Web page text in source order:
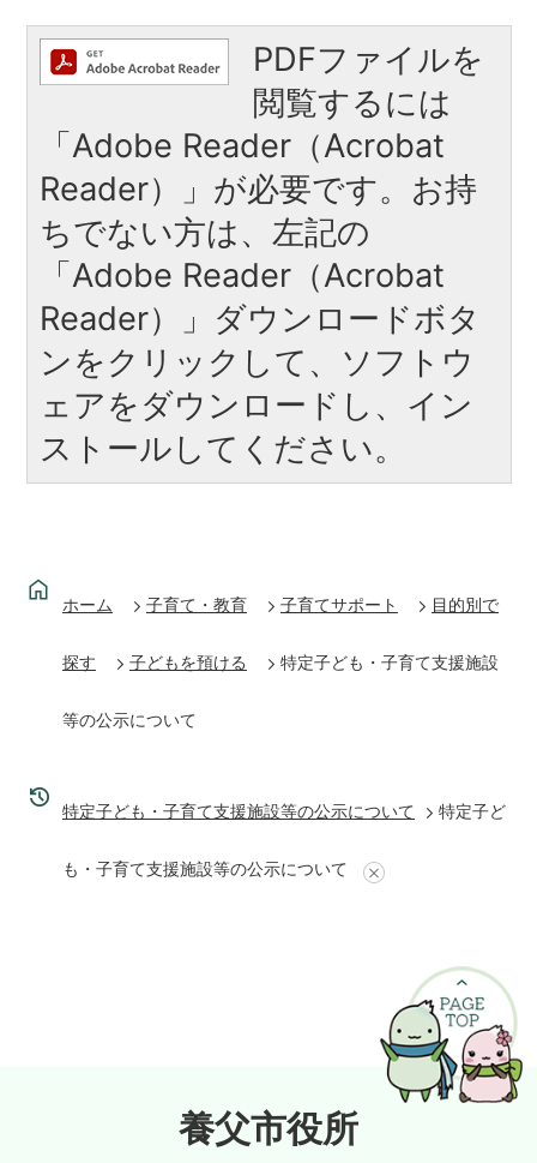
PDFファイルを
閲覧するには
「Adobe Reader（Acrobat
Reader）」が必要です。お持
ちでない方は、左記の
「Adobe Reader（Acrobat
Reader）」ダウンロードボタ
ンをクリックして、ソフトウ
ェアをダウンロードし、イン
ストールしてください。
ホーム 子育て・教育 子育てサポート 目的別で
探す 子どもを預ける 特定子ども・子育て支援施設
等の公示について
特定子ども・子育て支援施設等の公示について 特定子ど
も・子育て支援施設等の公示について
養父市役所